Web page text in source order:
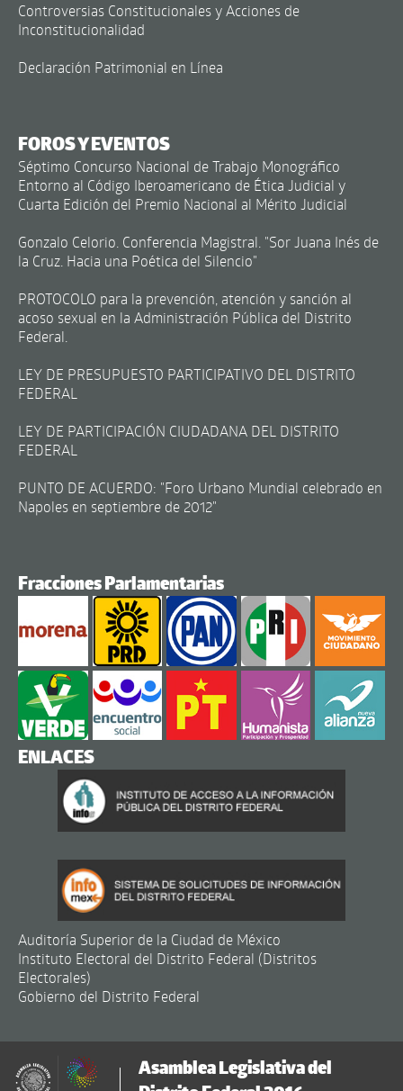
Controversias Constitucionales y Acciones de
Inconstitucionalidad
Declaración Patrimonial en Línea
FOROS Y EVENTOS
Séptimo Concurso Nacional de Trabajo Monográfico
Entorno al Código Iberoamericano de Ética Judicial y
Cuarta Edición del Premio Nacional al Mérito Judicial
Gonzalo Celorio. Conferencia Magistral. "Sor Juana Inés de
la Cruz. Hacia una Poética del Silencio"
PROTOCOLO para la prevención, atención y sanción al
acoso sexual en la Administración Pública del Distrito
Federal.
LEY DE PRESUPUESTO PARTICIPATIVO DEL DISTRITO
FEDERAL
LEY DE PARTICIPACIÓN CIUDADANA DEL DISTRITO
FEDERAL
PUNTO DE ACUERDO: "Foro Urbano Mundial celebrado en
Napoles en septiembre de 2012"
Fracciones Parlamentarias
ENLACES
Auditoría Superior de la Ciudad de México
Instituto Electoral del Distrito Federal (Distritos
Electorales)
Gobierno del Distrito Federal
Asamblea Legislativa del